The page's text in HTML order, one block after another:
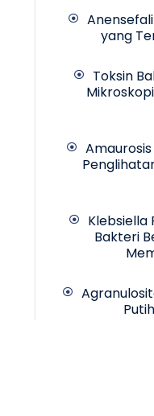
yang
Toksin
Klebsiella
Bakteri